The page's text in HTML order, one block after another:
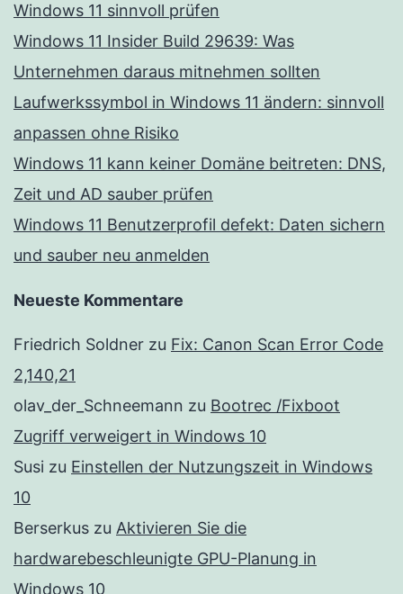
Windows 11 sinnvoll prüfen
Windows 11 Insider Build 29639: Was
Unternehmen daraus mitnehmen sollten
Laufwerkssymbol in Windows 11 ändern: sinnvoll
anpassen ohne Risiko
Windows 11 kann keiner Domäne beitreten: DNS,
Zeit und AD sauber prüfen
Windows 11 Benutzerprofil defekt: Daten sichern
und sauber neu anmelden
Neueste Kommentare
Friedrich Soldner zu Fix: Canon Scan Error Code
2,140,21
olav_der_Schneemann zu Bootrec /Fixboot
Zugriff verweigert in Windows 10
Susi zu Einstellen der Nutzungszeit in Windows
10
Berserkus zu Aktivieren Sie die
hardwarebeschleunigte GPU-Planung in
Windows 10